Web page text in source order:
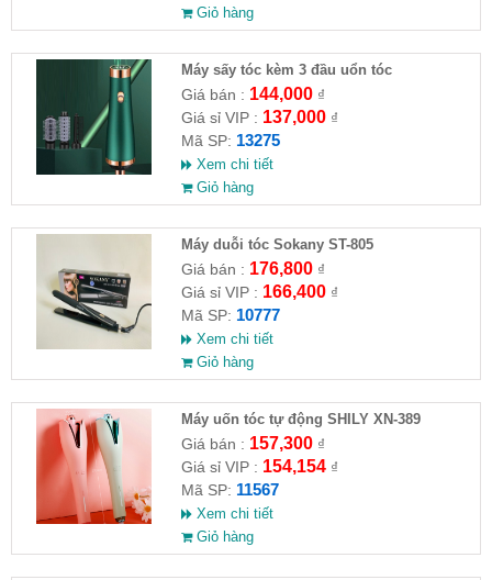
Giỏ hàng
Máy sấy tóc kèm 3 đầu uổn tóc
Giá bán : 144,000₫
Giá sỉ VIP : 137,000₫
Mã SP: 13275
Xem chi tiết
Giỏ hàng
Máy duỗi tóc Sokany ST-805
Giá bán : 176,800₫
Giá sỉ VIP : 166,400₫
Mã SP: 10777
Xem chi tiết
Giỏ hàng
Máy uốn tóc tự động SHILY XN-389
Giá bán : 157,300₫
Giá sỉ VIP : 154,154₫
Mã SP: 11567
Xem chi tiết
Giỏ hàng